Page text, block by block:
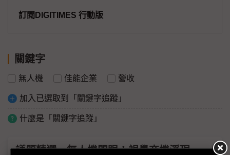
訂閱DIGITIMES 行動版
關鍵字
無人機 佳能企業 營收
加入已選取到「關鍵字追蹤」
什麼是「關鍵字追蹤」
議題精選－無人機開眼：視覺商機浮現